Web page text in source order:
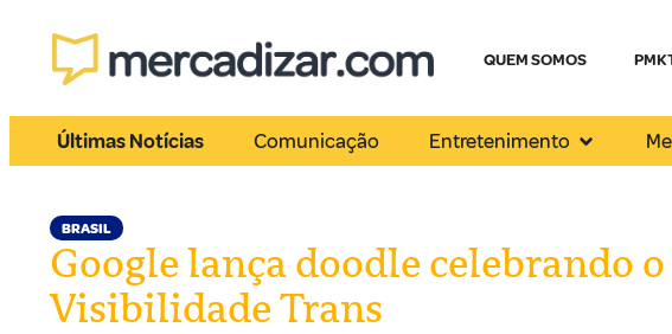
QUEM SOMOS
Últimas Notícias Comunicação Entretenimento
BRASIL
Google lança doodle celebrando
Visibilidade Trans